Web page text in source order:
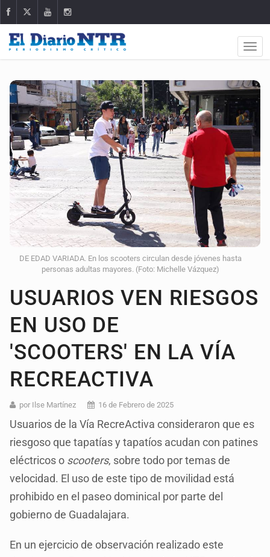
DE EDAD VARIADA. En los scooters circulan desde jóvenes hasta
personas adultas mayores. (Foto: Michelle Vázquez)
USUARIOS VEN RIESGOS
EN USO DE
'SCOOTERS' EN LA VÍA
RECREACTIVA
por Ilse Martínez 16 de Febrero de 2025
Usuarios de la Vía RecreActiva consideraron que es
riesgoso que tapatías y tapatíos acudan con patines
eléctricos o scooters, sobre todo por temas de
velocidad. El uso de este tipo de movilidad está
prohibido en el paseo dominical por parte del
gobierno de Guadalajara.
En un ejercicio de observación realizado este